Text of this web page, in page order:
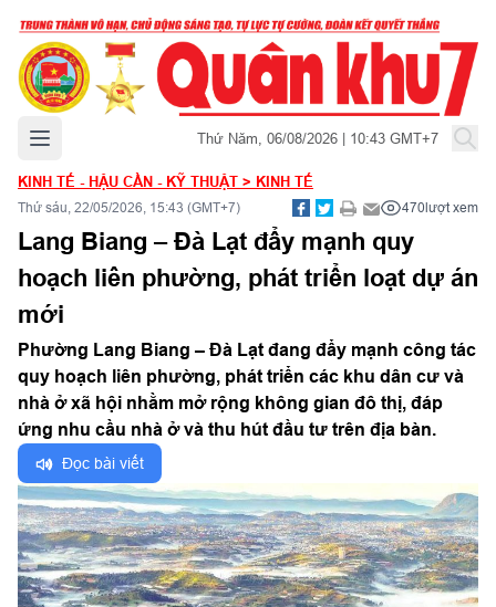
Mở menu chính Thứ Năm, 06/08/2026 | 10:43 GMT+7
KINH TẾ - HẬU CẦN - KỸ THUẬT > KINH TẾ
Thứ sáu, 22/05/2026, 15:43 (GMT+7) 470lượt xem
Lang Biang – Đà Lạt đẩy mạnh quy
hoạch liên phường, phát triển loạt dự án
mới
Phường Lang Biang – Đà Lạt đang đẩy mạnh công tác
quy hoạch liên phường, phát triển các khu dân cư và
nhà ở xã hội nhằm mở rộng không gian đô thị, đáp
ứng nhu cầu nhà ở và thu hút đầu tư trên địa bàn.
Đọc bài viết